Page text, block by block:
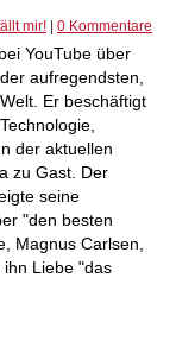
mir! 0 Kommentare
YouTube über
aufregendsten,
Er beschäftigt
der aktuellen
zu Gast. Der
seine
"den besten
Magnus Carlsen,
Liebe "das